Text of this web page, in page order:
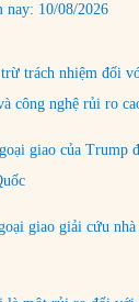
nay: 10/08/2026
trách nhiệm đối
công nghệ rủi ro
giao của Trump
giao giải cứu